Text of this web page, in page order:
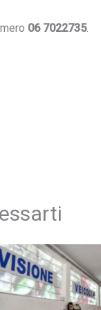
06 7022735.